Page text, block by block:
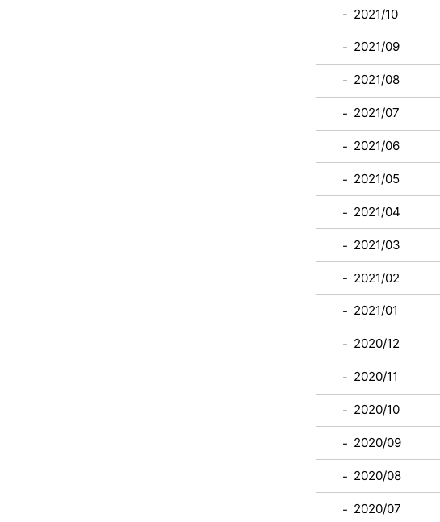
2021/10
2021/09
2021/08
2021/07
2021/06
2021/05
2021/04
2021/03
2021/02
2021/01
2020/12
2020/11
2020/10
2020/09
2020/08
2020/07